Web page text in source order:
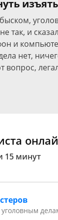
так, и
и
нет,
вопрос,
15 минут
уголовным